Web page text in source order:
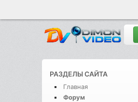
РАЗДЕЛЫ САЙТА
Главная
Форум